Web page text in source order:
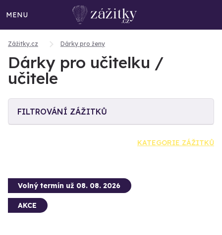
MENU
Zážitky.cz Dárky pro ženy
Dárky pro učitelku /
učitele
FILTROVÁNÍ ZÁŽITKŮ
KATEGORIE ZÁŽITKŮ
Volný termín už 08. 08. 2026
AKCE